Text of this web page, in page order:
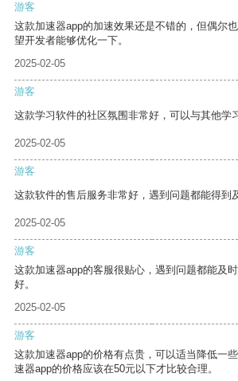
游客
这款加速器app的加速效果还是不错的，但偶尔
望开发者能够优化一下。
2025-02-05
游客
这款学习软件的社区氛围非常好，可以与其他学
2025-02-05
游客
这款软件的售后服务非常好，遇到问题都能得到
2025-02-05
游客
这款加速器app的客服很贴心，遇到问题都能及
好。
2025-02-05
游客
这款加速器app的价格有点贵，可以适当降低一
速器app的价格应该在50元以下才比较合理。